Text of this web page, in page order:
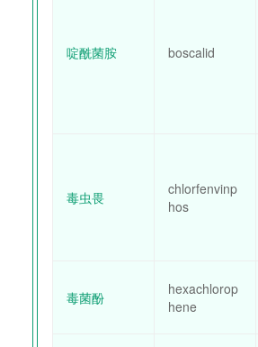
啶酰菌胺 boscalid
毒虫畏
chlorfenvinp
hos
毒菌酚
hexachlorop
hene